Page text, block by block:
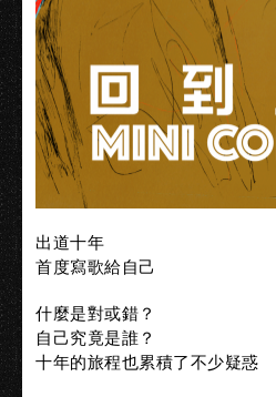
出道十年
首度寫歌給自己
什麼是對或錯？
自己究竟是誰？
十年的旅程也累積了不少疑惑